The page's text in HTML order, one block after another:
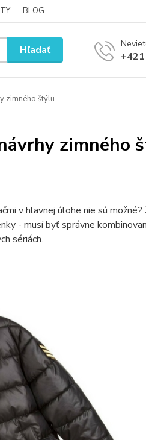
BLOG
Hľadať
zimného štýlu
zimného
v hlavnej úlohe nie sú
- musí byť správne
sériách.